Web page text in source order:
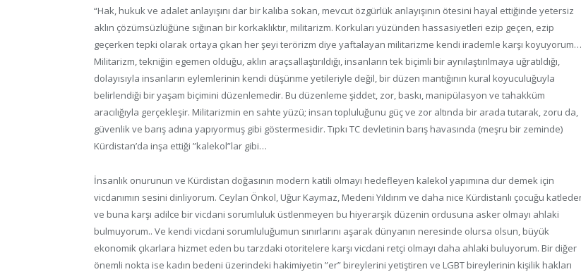
“Hak, hukuk ve adalet anlayışını dar bir kalıba sokan, mevcut özgürlük anlayışının ötesini hayal ettiğinde yetersiz
aklın çözümsüzlüğüne sığınan bir korkaklıktır, militarizm. Korkuları yüzünden hassasiyetleri ezip geçen, ezip
geçerken tepki olarak ortaya çıkan her şeyi terörizm diye yaftalayan militarizme kendi irademle karşı koyuyorum…
Militarizm, tekniğin egemen olduğu, aklın araçsallaştırıldığı, insanların tek biçimli bir aynılaştırılmaya uğratıldığı,
dolayısıyla insanların eylemlerinin kendi düşünme yetileriyle değil, bir düzen mantığının kural koyuculuğuyla
belirlendiği bir yaşam biçimini düzenlemedir. Bu düzenleme şiddet, zor, baskı, manipülasyon ve tahakküm
aracılığıyla gerçekleşir. Militarizmin en sahte yüzü; insan topluluğunu güç ve zor altında bir arada tutarak, zoru da,
güvenlik ve barış adına yapıyormuş gibi göstermesidir. Tıpkı TC devletinin barış havasında (meşru bir zeminde)
Kürdistan’da inşa ettiği ”kalekol”lar gibi…
İnsanlık onurunun ve Kürdistan doğasının modern katili olmayı hedefleyen kalekol yapımına dur demek için
vicdanımın sesini dinliyorum. Ceylan Önkol, Uğur Kaymaz, Medeni Yıldırım ve daha nice Kürdistanlı çocuğu
ve buna karşı adilce bir vicdani sorumluluk üstlenmeyen bu hiyerarşik düzenin ordusuna asker olmayı ahlaki
bulmuyorum.. Ve kendi vicdani sorumluluğumun sınırlarını aşarak dünyanın neresinde olursa olsun, büyük
ekonomik çıkarlara hizmet eden bu tarzdaki otoritelere karşı vicdani retçi olmayı daha ahlaki buluyorum. Bir diğer
önemli nokta ise kadın bedeni üzerindeki hakimiyetin ”er” bireylerini yetiştiren ve LGBT bireylerinin kişilik hakları